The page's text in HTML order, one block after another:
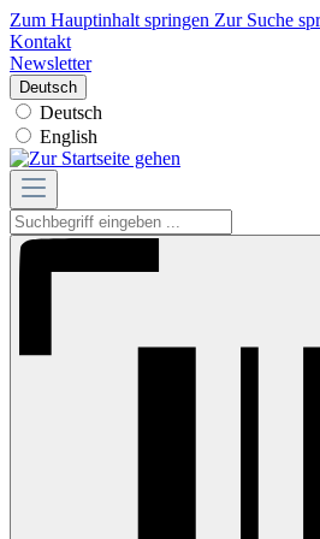
Zum Hauptinhalt springen Zur Suche
Kontakt
Newsletter
Deutsch
Deutsch
English